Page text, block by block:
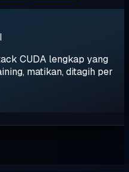
CUDA lengkap yang
matikan, ditagih per